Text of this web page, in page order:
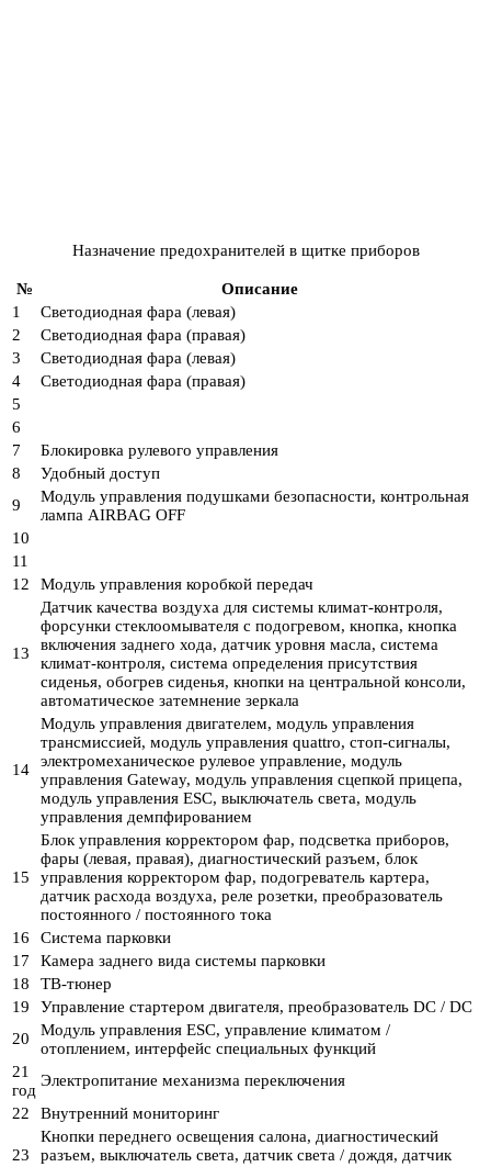
Назначение предохранителей в щитке приборов
№
Описание
1
Светодиодная фара (левая)
2
Светодиодная фара (правая)
3
Светодиодная фара (левая)
4
Светодиодная фара (правая)
5
6
7
Блокировка рулевого управления
8
Удобный доступ
9
Модуль управления подушками безопасности, контрольная
лампа AIRBAG OFF
10
11
12
Модуль управления коробкой передач
13
Датчик качества воздуха для системы климат-контроля,
форсунки стеклоомывателя с подогревом, кнопка, кнопка
включения заднего хода, датчик уровня масла, система
климат-контроля, система определения присутствия
сиденья, обогрев сиденья, кнопки на центральной консоли,
автоматическое затемнение зеркала
14
Модуль управления двигателем, модуль управления
трансмиссией, модуль управления quattro, стоп-сигналы,
электромеханическое рулевое управление, модуль
управления Gateway, модуль управления сцепкой прицепа,
модуль управления ESC, выключатель света, модуль
управления демпфированием
15
Блок управления корректором фар, подсветка приборов,
фары (левая, правая), диагностический разъем, блок
управления корректором фар, подогреватель картера,
датчик расхода воздуха, реле розетки, преобразователь
постоянного / постоянного тока
16
Система парковки
17
Камера заднего вида системы парковки
18
ТВ-тюнер
19
Управление стартером двигателя, преобразователь DC / DC
20
Модуль управления ESC, управление климатом /
отоплением, интерфейс специальных функций
21
год
Электропитание механизма переключения
22
Внутренний мониторинг
23
Кнопки переднего освещения салона, диагностический
разъем, выключатель света, датчик света / дождя, датчик